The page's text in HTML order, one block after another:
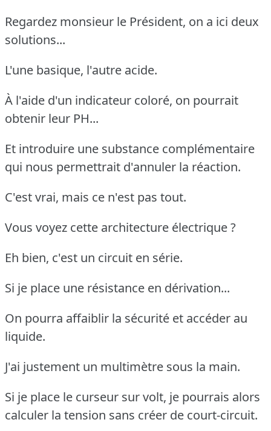
Regardez monsieur le Président, on a ici deux
solutions...
L'une basique, l'autre acide.
À l'aide d'un indicateur coloré, on pourrait
obtenir leur PH...
Et introduire une substance complémentaire
qui nous permettrait d'annuler la réaction.
C'est vrai, mais ce n'est pas tout.
Vous voyez cette architecture électrique ?
Eh bien, c'est un circuit en série.
Si je place une résistance en dérivation...
On pourra affaiblir la sécurité et accéder au
liquide.
J'ai justement un multimètre sous la main.
Si je place le curseur sur volt, je pourrais alors
calculer la tension sans créer de court-circuit.